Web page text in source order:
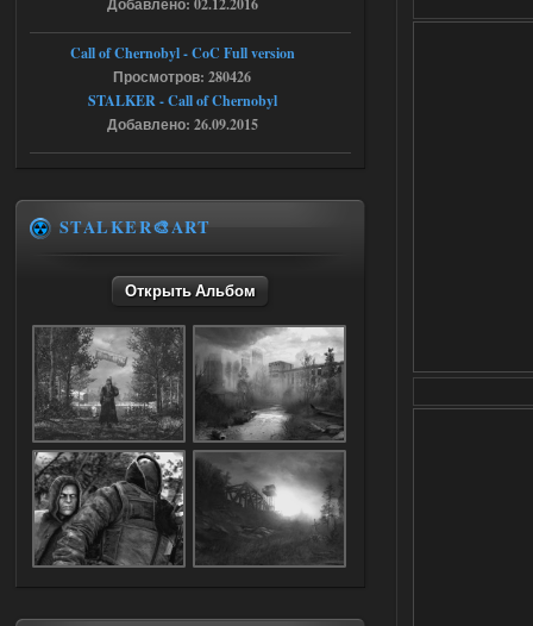
Dead Air: Refined
Stalker-Mods-Clan-su
Доступно только для пользователей
Объединенный Пак 2 + OGSR +
STCoP WP 3.4
17:25
Stalker-Mods-Clan-su
Доступно только для пользователей
Ответить ➤
04.08.2026
Объединенный Пак 2 + OGSR +
STCoP WP 3.4
Stalker-Mods-Clan-su
Добавлено: 02.12.2016
Call of Chernobyl - CoC Full version
Просмотров: 280426
STALKER - Call of Chernobyl
Добавлено: 26.09.2015
STALKER🎨ART
Открыть Альбом